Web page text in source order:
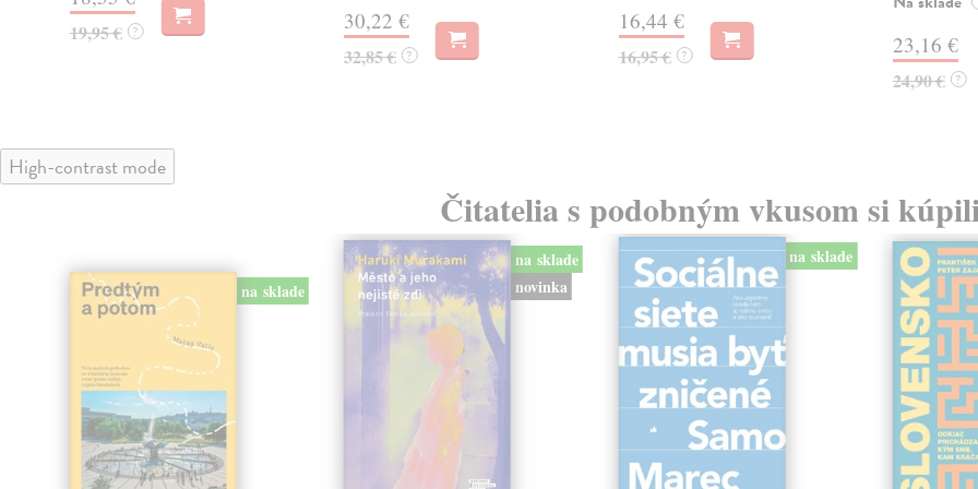
19,95 € ? 30,22 €
32,85 € ?
16,44 €
16,95 € ? 23,16 €
24,90 € ?
High-contrast mode
Čitatelia s podobným vkusom si
na sklade
na sklade
novinka
na sklade